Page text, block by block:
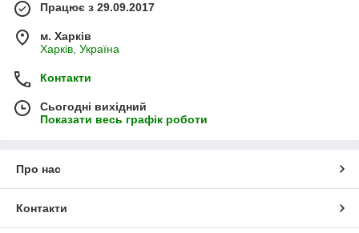
Працює з 29.09.2017
м. Харків
Харків, Україна
Контакти
Сьогодні вихідний
Показати весь графік роботи
Про нас
Контакти